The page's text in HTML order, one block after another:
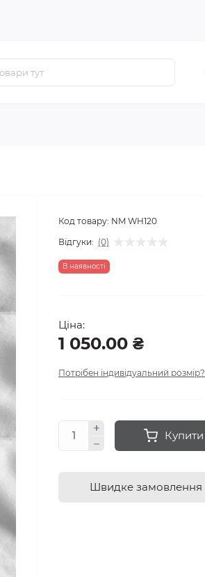
Код товару: NM WH120
Відгуки: (0)
В наявності
Ціна:
1 050.00 ₴
Потрібен індивідуальний розмір?
Купити
Швидке замовлення